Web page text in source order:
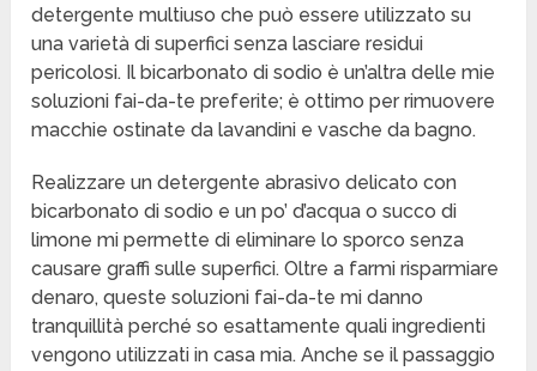
detergente multiuso che può essere utilizzato su
una varietà di superfici senza lasciare residui
pericolosi. Il bicarbonato di sodio è un’altra delle mie
soluzioni fai-da-te preferite; è ottimo per rimuovere
macchie ostinate da lavandini e vasche da bagno.
Realizzare un detergente abrasivo delicato con
bicarbonato di sodio e un po’ d’acqua o succo di
limone mi permette di eliminare lo sporco senza
causare graffi sulle superfici. Oltre a farmi risparmiare
denaro, queste soluzioni fai-da-te mi danno
tranquillità perché so esattamente quali ingredienti
vengono utilizzati in casa mia. Anche se il passaggio